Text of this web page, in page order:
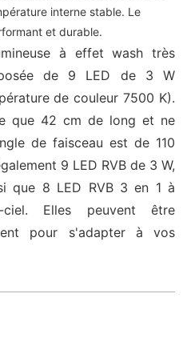
interne stable. Le
et durable.
à effet wash très
de 9 LED de 3 W
de couleur 7500 K).
que 42 cm de long et ne
de faisceau est de 110
9 LED RVB de 3 W,
que 8 LED RVB 3 en 1 à
Elles peuvent être
pour s'adapter à vos